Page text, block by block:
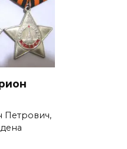
Петрович,